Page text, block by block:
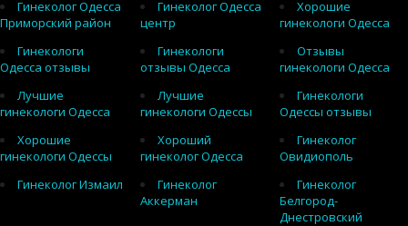
Гинеколог Одесса
Приморский район
Гинеколог Одесса
центр
Хорошие
гинекологи Одесса
Гинекологи
Одесса отзывы
Гинекологи
отзывы Одесса
Отзывы
гинекологи Одесса
Лучшие
гинекологи Одесса
Лучшие
гинекологи Одессы
Гинекологи
Одессы отзывы
Хорошие
гинекологи Одессы
Хороший
гинеколог Одесса
Гинеколог
Овидиополь
Гинеколог Измаил
Гинеколог
Аккерман
Гинеколог
Белгород-
Днестровский